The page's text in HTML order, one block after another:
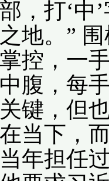
，打‘中
地。”
控，一
腹，每
键，但
当下，
年担任